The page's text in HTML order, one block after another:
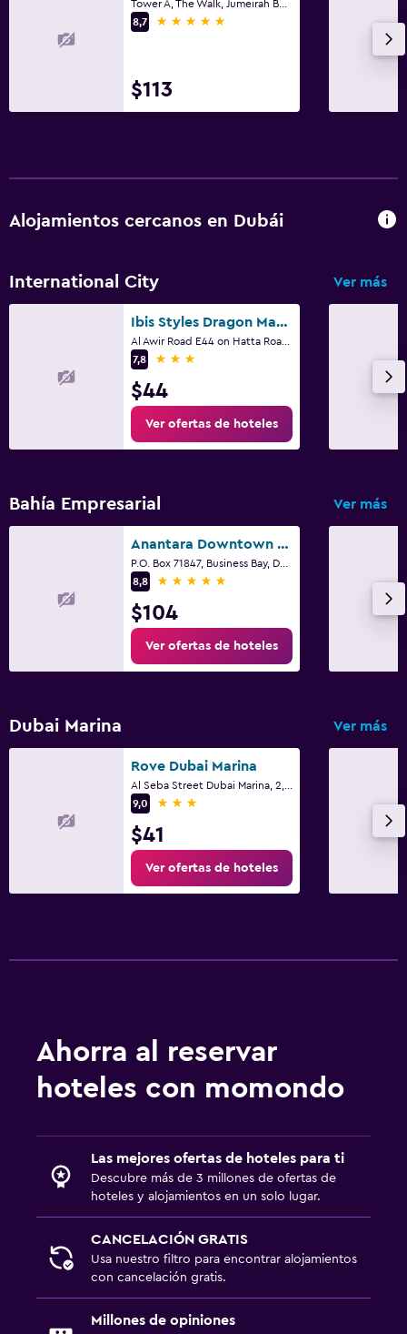
8,7
5 estrellas
$113
Alojamientos cercanos en Dubái
International City Ver más
Ibis Styles Dragon Mart Dubai
7,8
3 estrellas
$44
Ver ofertas de hoteles
Bahía Empresarial Ver más
Anantara Downtown Dubai Hotel
8,8
5 estrellas
$104
Ver ofertas de hoteles
Dubai Marina Ver más
Rove Dubai Marina
9,0
3 estrellas
$41
Ver ofertas de hoteles
Ahorra al reservar
hoteles con momondo
Las mejores ofertas de hoteles para ti
Descubre más de 3 millones de ofertas de
hoteles y alojamientos en un solo lugar.
CANCELACIÓN GRATIS
Usa nuestro filtro para encontrar alojamientos
con cancelación gratis.
Millones de opiniones